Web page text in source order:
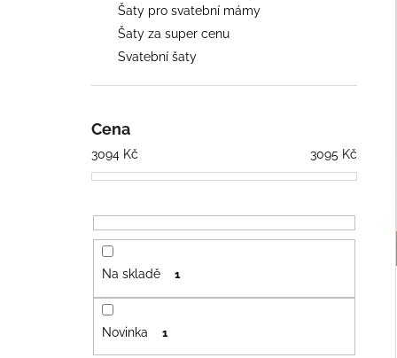
Šaty pro svatební mámy
Šaty za super cenu
Svatební šaty
Cena
3094 Kč 3095 Kč
Na skladě 1
Novinka 1
DLOUHÉ SPOLEČENSKÉ
ČOKOLÁDOVÉ ŠATY S RUKÁVY
2 418 Kč